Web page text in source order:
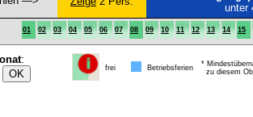
unter
01 02 03 04 05 06 07 08 09 10 11 12 13 14 15
:
frei Betriebsferien
*
zu diesem